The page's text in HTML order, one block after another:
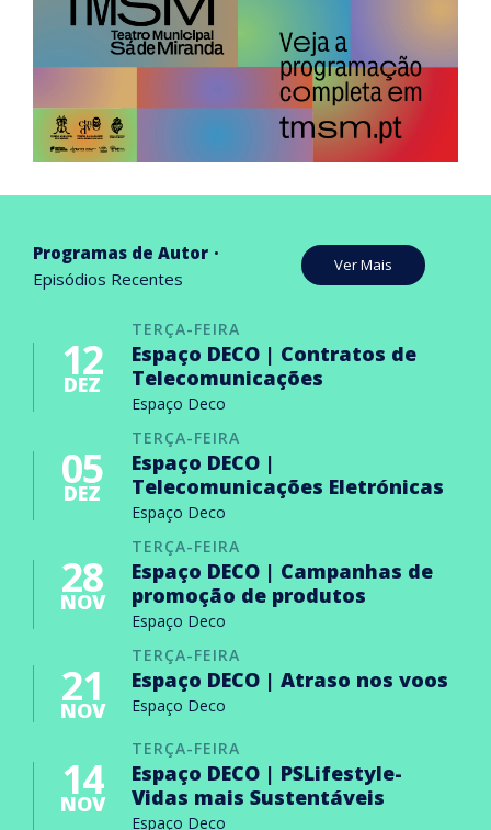
Programas de Autor
Episódios Recentes
Ver Mais
TERÇA-FEIRA
12
DEZ
Espaço DECO | Contratos de
Telecomunicações
Espaço Deco
TERÇA-FEIRA
05
DEZ
Espaço DECO |
Telecomunicações Eletrónicas
Espaço Deco
TERÇA-FEIRA
28
NOV
Espaço DECO | Campanhas de
promoção de produtos
Espaço Deco
TERÇA-FEIRA
21
NOV
Espaço DECO | Atraso nos voos
Espaço Deco
TERÇA-FEIRA
14
NOV
Espaço DECO | PSLifestyle-
Vidas mais Sustentáveis
Espaço Deco